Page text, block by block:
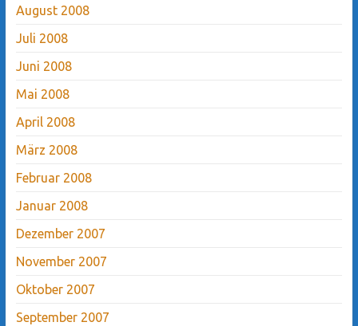
August 2008
Juli 2008
Juni 2008
Mai 2008
April 2008
März 2008
Februar 2008
Januar 2008
Dezember 2007
November 2007
Oktober 2007
September 2007